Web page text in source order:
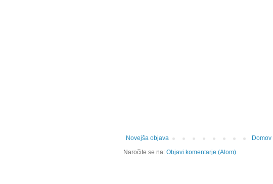
Novejša objava
Domov
Naročite se na: Objavi komentarje (Atom)